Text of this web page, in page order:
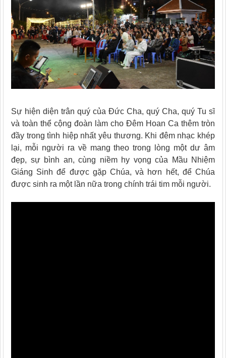
Sự hiện diện trân quý của Đức Cha, quý Cha, quý Tu sĩ
và toàn thể cộng đoàn làm cho Đêm Hoan Ca thêm tròn
đầy trong tình hiệp nhất yêu thương. Khi đêm nhạc khép
lại, mỗi người ra về mang theo trong lòng một dư âm
đẹp, sự bình an, cùng niềm hy vọng của Mầu Nhiệm
Giáng Sinh để được gặp Chúa, và hơn hết, để Chúa
được sinh ra một lần nữa trong chính trái tim mỗi người.